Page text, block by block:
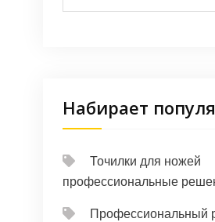
Набирает
Точилки для ножей
профессиональные
Профессиональный